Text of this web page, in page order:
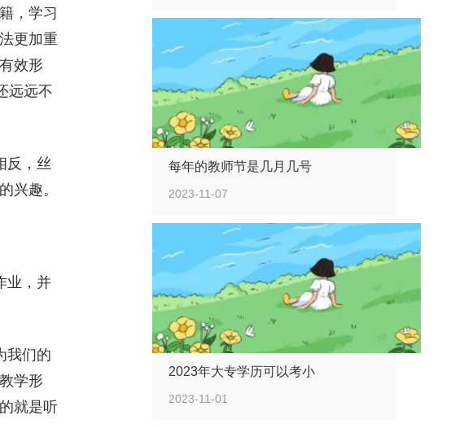
，学习
更加重
效形
远远不
反，丝
兴趣。
业，并
我们的
学形
就是听
每年的教师节是几月几号
2023-11-07
2023年大专学历可以考小
2023-11-01